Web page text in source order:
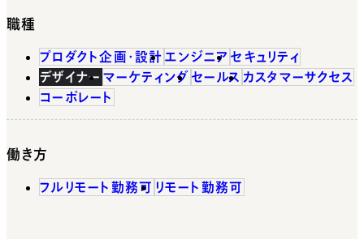
職種
プロダクト企画・設計 エンジニア セキュリティ
デザイナー マーケティング セールス カスタマーサクセス
コーポレート
働き方
フルリモート勤務可 リモート勤務可